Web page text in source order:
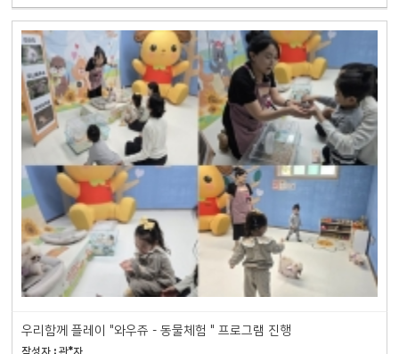
우리함께 플레이 "와우쥬 - 동물체험 " 프로그램 진행
작성자 : 관*자